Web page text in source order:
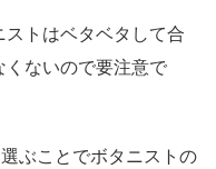
ストはベタベタして合
くないので要注意で
ぶことでボタニストの